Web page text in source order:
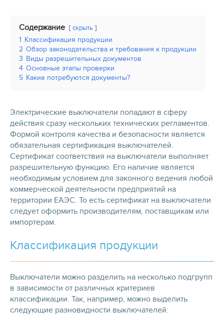
Содержание скрыть
1 Классификация продукции
2 Обзор законодательства и требования к продукции
3 Виды разрешительных документов
4 Основные этапы проверки
5 Какие потребуются документы?
Электрические выключатели попадают в сферу
действия сразу нескольких технических регламентов.
Формой контроля качества и безопасности является
обязательная сертификация выключателей.
Сертификат соответствия на выключатели выполняет
разрешительную функцию. Его наличие является
необходимым условием для законного ведения любой
коммерческой деятельности предприятий на
территории ЕАЭС. То есть сертификат на выключатели
следует оформить производителям, поставщикам или
импортерам.
Классификация продукции
Выключатели можно разделить на несколько подгрупп
в зависимости от различных критериев
классификации. Так, например, можно выделить
следующие разновидности выключателей: